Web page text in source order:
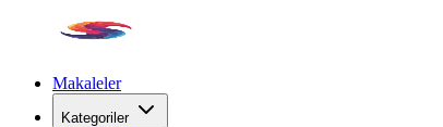
Makaleler
Kategoriler